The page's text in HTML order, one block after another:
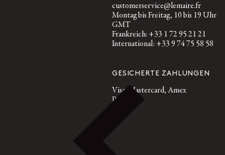
customerservice@lemaire.fr
Montag bis Freitag, 10 bis 19 Uhr
GMT
Frankreich: +33 1 72 95 21 21
International: +33 9 74 75 58 58
GESICHERTE ZAHLUNGEN
Visa, Mastercard, Amex
Paypal